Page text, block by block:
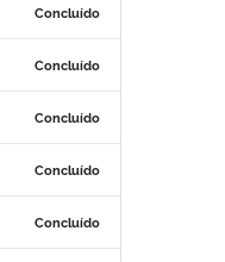
Concluído
Concluído
Concluído
Concluído
Concluído